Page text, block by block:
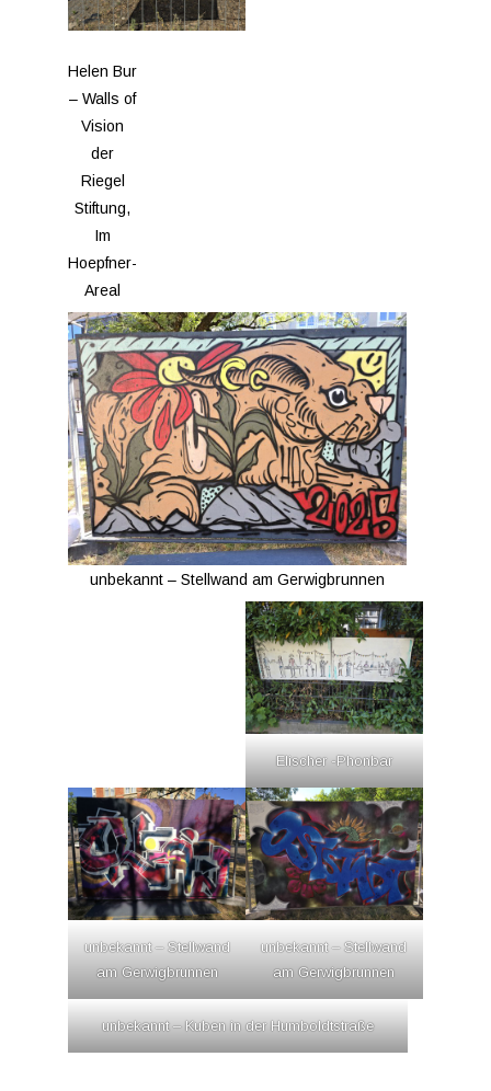
Helen Bur
– Walls of
Vision
der
Riegel
Stiftung,
Im
Hoepfner-
Areal
unbekannt – Stellwand am Gerwigbrunnen
Elischer -Phonbar
unbekannt – Stellwand
am Gerwigbrunnen
unbekannt – Stellwand
am Gerwigbrunnen
unbekannt – Kuben in der Humboldtstraße